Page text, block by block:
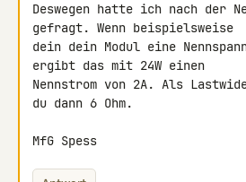
Deswegen hatte ich nach der
gefragt. Wenn beispielsweise
dein dein Modul eine
ergibt das mit 24W einen
Nennstrom von 2A. Als
du dann 6 Ohm.
MfG Spess